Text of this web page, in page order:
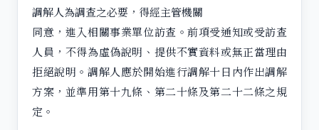
調解人為調查之必要，得經主管機關
同意，進入相關事業單位訪查。前項受通知或受訪查
人員，不得為虛偽說明、提供不實資料或無正當理由
拒絕說明。調解人應於開始進行調解十日內作出調解
方案，並準用第十九條、第二十條及第二十二條之規
定。